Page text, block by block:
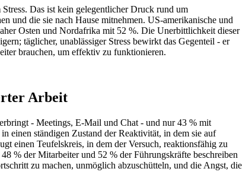
Das ist kein gelegentlicher Druck rund um
und die sie nach Hause mitnehmen. US-amerikanische und
Osten und Nordafrika mit 52 %. Die Unerbittlichkeit dieser
täglicher, unablässiger Stress bewirkt das Gegenteil - er
brauchen, um effektiv zu funktionieren.
Arbeit
- Meetings, E-Mail und Chat - und nur 43 % mit
einen ständigen Zustand der Reaktivität, in dem sie auf
einen Teufelskreis, in dem der Versuch, reaktionsfähig zu
% der Mitarbeiter und 52 % der Führungskräfte beschreiben
zu machen, unmöglich abzuschütteln, und die Angst, die